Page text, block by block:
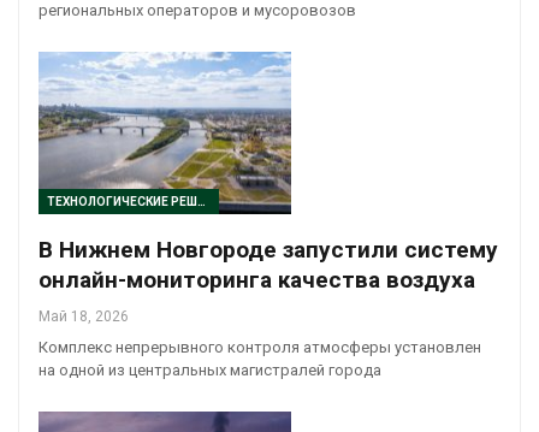
региональных операторов и мусоровозов
ТЕХНОЛОГИЧЕСКИЕ РЕШЕНИЯ
В Нижнем Новгороде запустили систему
онлайн-мониторинга качества воздуха
Май 18, 2026
Комплекс непрерывного контроля атмосферы установлен
на одной из центральных магистралей города